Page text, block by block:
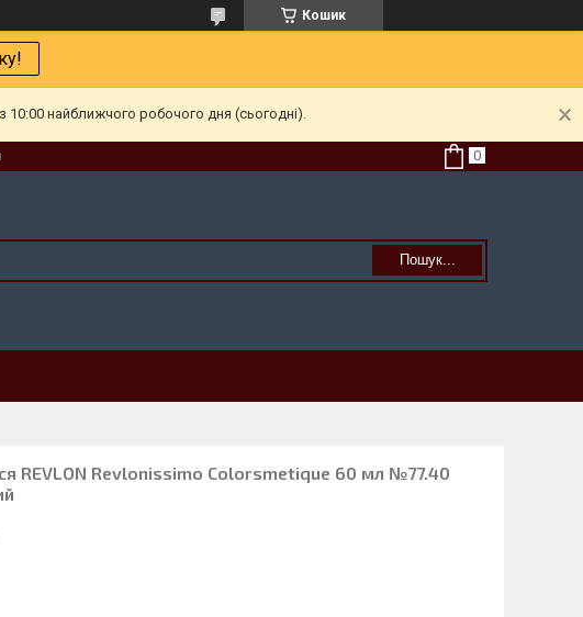
Кошик
10:00 найближчого робочого дня (сьогодні).
Пошук...
REVLON Revlonissimo Colorsmetique 60 мл №77.40